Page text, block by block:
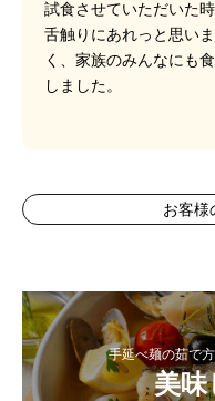
試食させていただいた
舌触りにあれっと思いま
く、家族のみんなにも
しました。
お客様
手延べ麺の茹で
美味